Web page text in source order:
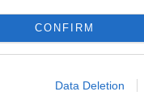
CONFIRM
Data Deletion